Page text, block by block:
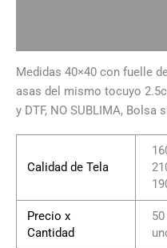
Medidas 40×40 con fuelle
asas del mismo tocuyo
y DTF, NO SUBLIMA, Bolsa
Calidad de Tela
Precio x
Cantidad